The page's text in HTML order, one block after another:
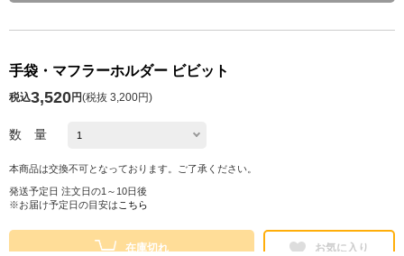
手袋・マフラーホルダー ビビット
税込3,520円(税抜 3,200円)
数 量
本商品は交換不可となっております。ご了承ください。
発送予定日 注文日の1～10日後
※お届け予定日の目安は こちら
在庫切れ お気に入り